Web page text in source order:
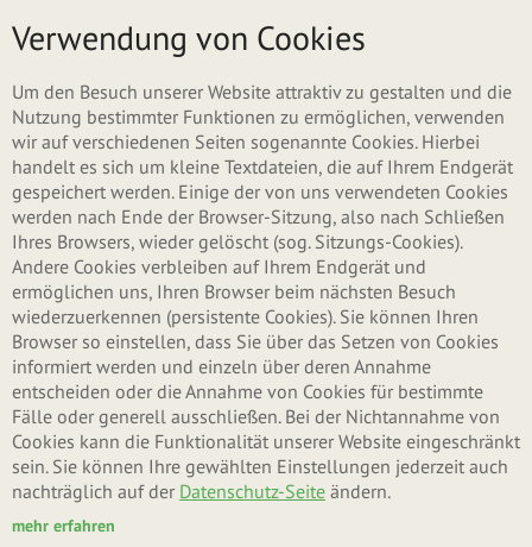
Menü
Verwendung von Cookies
Um den Besuch unserer Website attraktiv zu gestalten und die
Nutzung bestimmter Funktionen zu ermöglichen, verwenden
wir auf verschiedenen Seiten sogenannte Cookies. Hierbei
handelt es sich um kleine Textdateien, die auf Ihrem Endgerät
gespeichert werden. Einige der von uns verwendeten Cookies
werden nach Ende der Browser-Sitzung, also nach Schließen
Ihres Browsers, wieder gelöscht (sog. Sitzungs-Cookies).
Andere Cookies verbleiben auf Ihrem Endgerät und
ermöglichen uns, Ihren Browser beim nächsten Besuch
wiederzuerkennen (persistente Cookies). Sie können Ihren
Browser so einstellen, dass Sie über das Setzen von Cookies
informiert werden und einzeln über deren Annahme
entscheiden oder die Annahme von Cookies für bestimmte
Fälle oder generell ausschließen. Bei der Nichtannahme von
Cookies kann die Funktionalität unserer Website eingeschränkt
sein. Sie können Ihre gewählten Einstellungen jederzeit auch
nachträglich auf der Datenschutz-Seite ändern.
mehr erfahren